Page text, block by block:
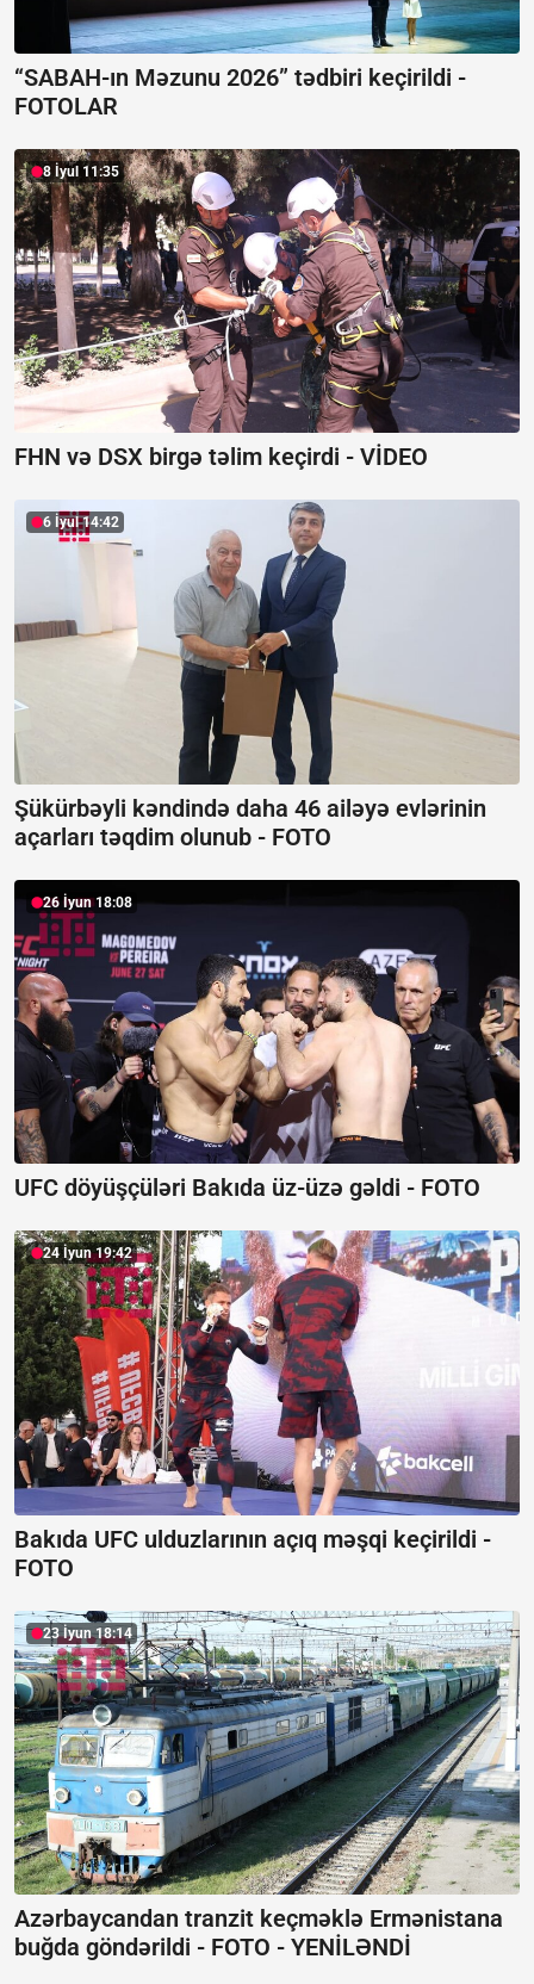
“SABAH-ın Məzunu 2026” tədbiri keçirildi -
FOTOLAR
8 İyul 11:35
FHN və DSX birgə təlim keçirdi - VİDEO
6 İyul 14:42
Şükürbəyli kəndində daha 46 ailəyə evlərinin
açarları təqdim olunub - FOTO
26 İyun 18:08
UFC döyüşçüləri Bakıda üz-üzə gəldi - FOTO
24 İyun 19:42
Bakıda UFC ulduzlarının açıq məşqi keçirildi -
FOTO
23 İyun 18:14
Azərbaycandan tranzit keçməklə Ermənistana
buğda göndərildi - FOTO - YENİLƏNDİ